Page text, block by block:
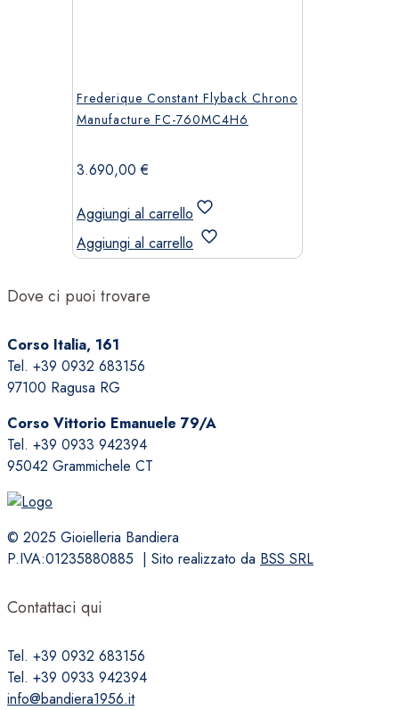
Frederique Constant Flyback Chrono
Manufacture FC-760MC4H6
3.690,00€
Aggiungi al carrello
Aggiungi al carrello
Dove ci puoi trovare
Corso Italia, 161
Tel. +39 0932 683156
97100 Ragusa RG
Corso Vittorio Emanuele 79/A
Tel. +39 0933 942394
95042 Grammichele CT
© 2025 Gioielleria Bandiera
P.IVA:01235880885 | Sito realizzato da BSS SRL
Contattaci qui
Tel. +39 0932 683156
Tel. +39 0933 942394
info@bandiera1956.it